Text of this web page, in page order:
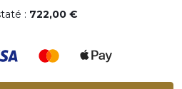
: 722,00 €